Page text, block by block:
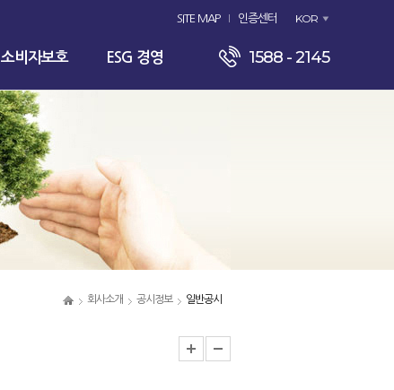
SITE MAP 인증센터 KOR
소비자보호 ESG 경영 1588 - 2145
회사소개 공시정보 일반공시